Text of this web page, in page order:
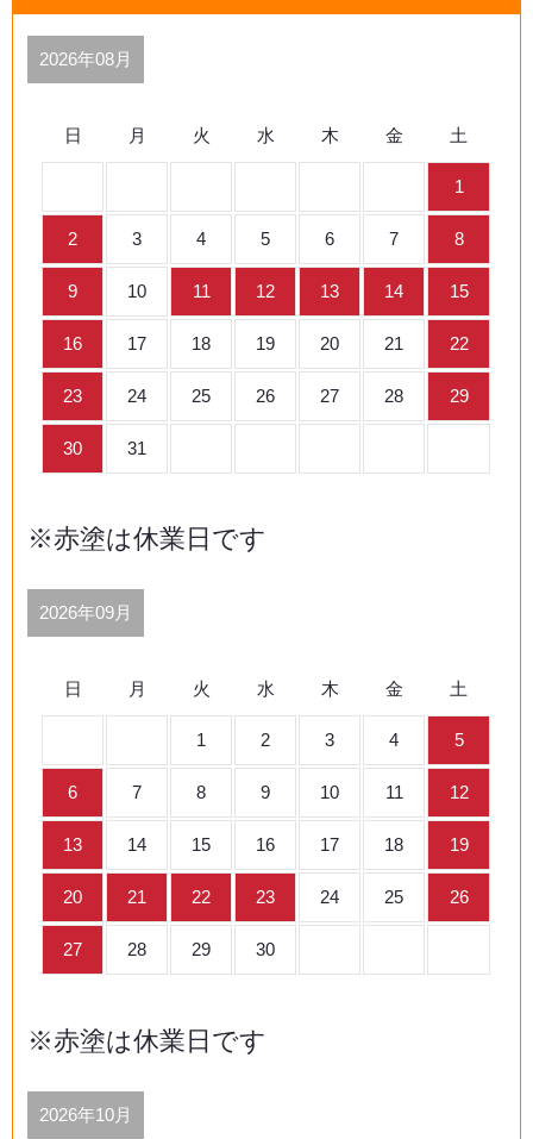
2026年08月
日 月 火 水 木 金 土
1
2 3 4 5 6 7 8
9 10 11 12 13 14 15
16 17 18 19 20 21 22
23 24 25 26 27 28 29
30 31
※赤塗は休業日です
2026年09月
日 月 火 水 木 金 土
1 2 3 4 5
6 7 8 9 10 11 12
13 14 15 16 17 18 19
20 21 22 23 24 25 26
27 28 29 30
※赤塗は休業日です
2026年10月